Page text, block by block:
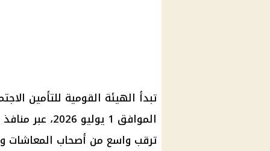
الموافق 1
ترقب واسع من أصحاب المعاشات